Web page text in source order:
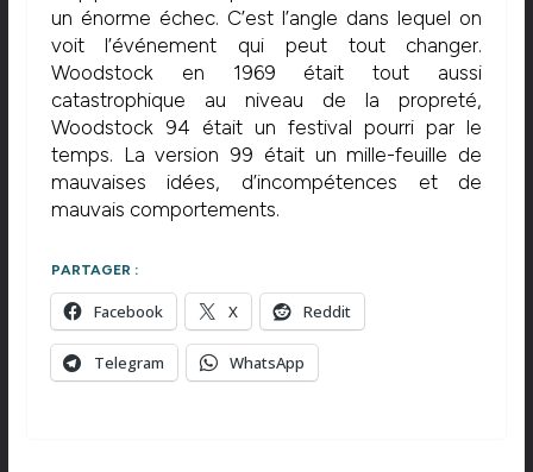
un énorme échec. C’est l’angle dans lequel on
voit l’événement qui peut tout changer.
Woodstock en 1969 était tout aussi
catastrophique au niveau de la propreté,
Woodstock 94 était un festival pourri par le
temps. La version 99 était un mille-feuille de
mauvaises idées, d’incompétences et de
mauvais comportements.
PARTAGER :
Facebook X Reddit
Telegram WhatsApp